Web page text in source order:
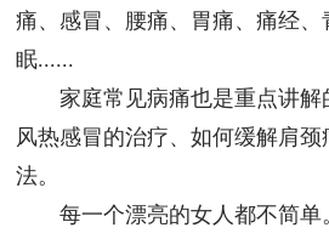
痛、感冒、腰痛、胃痛、痛经
眠......
家庭常见病痛也是重点讲解
风热感冒的治疗、如何缓解肩
法。
每一个漂亮的女人都不简单